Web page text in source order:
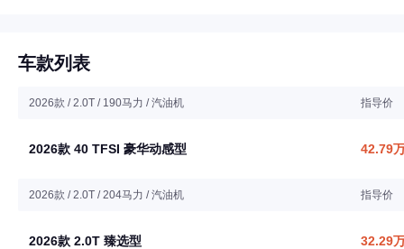
车款列表
2026款 / 2.0T / 190马力 / 汽油机 指导价
2026款 40 TFSI 豪华动感型 42.79
2026款 / 2.0T / 204马力 / 汽油机 指导价
2026款 2.0T 臻选型 32.29